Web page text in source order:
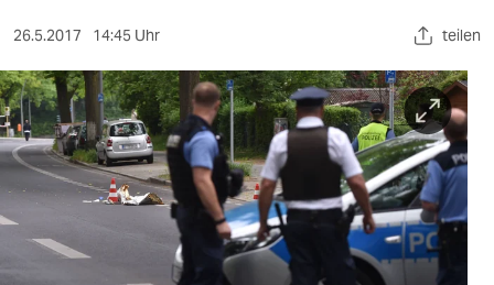
sport
berlin
nord
wahrheit
26.5.2017 14:45 Uhr teilen